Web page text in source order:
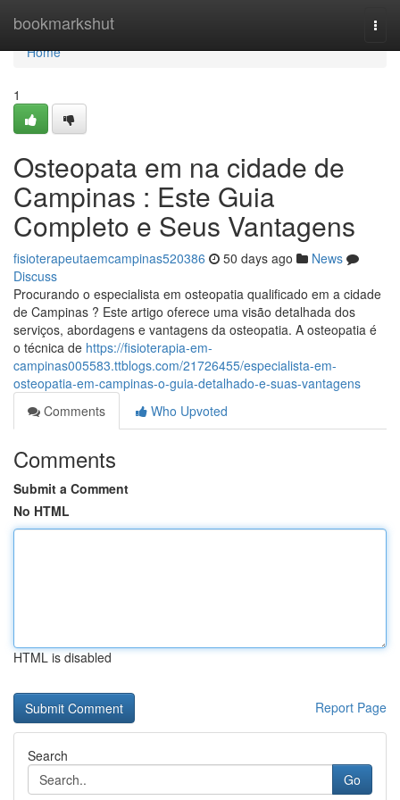
bookmarkshut
Home
Home
1
Osteopata em na cidade de
Campinas : Este Guia
Completo e Seus Vantagens
fisioterapeutaemcampinas520386 50 days ago
News
Discuss
Procurando o especialista em osteopatia qualificado em a cidade
de Campinas ? Este artigo oferece uma visão detalhada dos
serviços, abordagens e vantagens da osteopatia. A osteopatia é
o técnica de https://fisioterapia-em-
campinas005583.ttblogs.com/21726455/especialista-em-
osteopatia-em-campinas-o-guia-detalhado-e-suas-vantagens
Comments
Who Upvoted
Comments
Submit a Comment
No HTML
HTML is disabled
Report Page
Search
Go